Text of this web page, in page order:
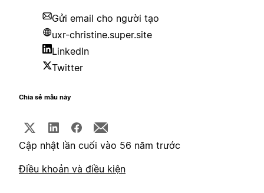
Gửi email cho người tạo
uxr-christine.super.site
LinkedIn
Twitter
Chia sẻ mẫu này
Cập nhật lần cuối vào 56 năm trước
Điều khoản và điều kiện